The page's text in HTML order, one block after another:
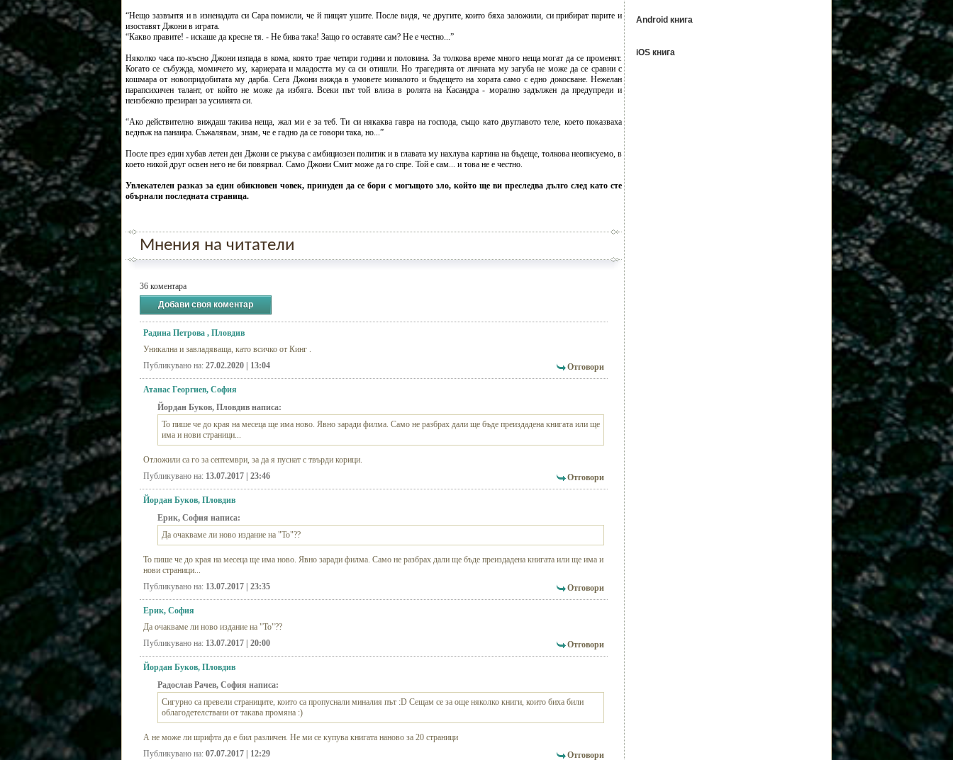
“Нещо зазвънтя и в изненадата си Сара помисли, че й пищят ушите. После видя, че другите, които бяха заложили, си прибират парите и
изоставят Джони в играта.
“Какво правите! - искаше да кресне тя. - Не бива така! Защо го оставяте сам? Не е честно...”
Няколко часа по-късно Джони изпада в кома, която трае четири години и половина. За толкова време много неща могат да се променят.
Когато се събужда, момичето му, кариерата и младостта му са си отишли. Но трагедията от личната му загуба не може да се сравни с
кошмара от новопридобитата му дарба. Сега Джони вижда в умовете миналото и бъдещето на хората само с едно докосване. Нежелан
парапсихичен талант, от който не може да избяга. Всеки път той влиза в ролята на Касандра - морално задължен да предупреди и
неизбежно презиран за усилията си.
“Ако действително виждаш такива неща, жал ми е за теб. Ти си някаква гавра на господа, също като двуглавото теле, което показваха
веднъж на панаира. Съжалявам, знам, че е гадно да се говори така, но...”
После през един хубав летен ден Джони се ръкува с амбициозен политик и в главата му нахлува картина на бъдеще, толкова неописуемо, в
което никой друг освен него не би повярвал. Само Джони Смит може да го спре. Той е сам... и това не е честно.
Увлекателен разказ за един обикновен човек, принуден да се бори с могъщото зло, който ще ви преследва дълго след като сте
обърнали последната страница.
Мнения на читатели
36 коментара
Добави своя коментар
Радина Петрова , Пловдив
Уникална и завладяваща, като всичко от Кинг .
Публикувано на: 27.02.2020 | 13:04 Отговори
Атанас Георгиев, София
Йордан Буков, Пловдив написа:
То пише че до края на месеца ще има ново. Явно заради филма. Само не разбрах дали ще бъде преиздадена книгата или ще
има и нови страници...
Отложили са го за септември, за да я пуснат с твърди корици.
Публикувано на: 13.07.2017 | 23:46 Отговори
Йордан Буков, Пловдив
Ерик, София написа:
Да очакваме ли ново издание на "То"??
То пише че до края на месеца ще има ново. Явно заради филма. Само не разбрах дали ще бъде преиздадена книгата или ще има и
нови страници...
Публикувано на: 13.07.2017 | 23:35 Отговори
Ерик, София
Да очакваме ли ново издание на "То"??
Публикувано на: 13.07.2017 | 20:00 Отговори
Йордан Буков, Пловдив
Радослав Рачев, София написа:
Сигурно са превели страниците, които са пропуснали миналия път :D Сещам се за още няколко книги, които биха били
облагодетелствани от такава промяна :)
А не може ли шрифта да е бил различен. Не ми се купува книгата наново за 20 страници
Публикувано на: 07.07.2017 | 12:29 Отговори
Android книга
iOS книга